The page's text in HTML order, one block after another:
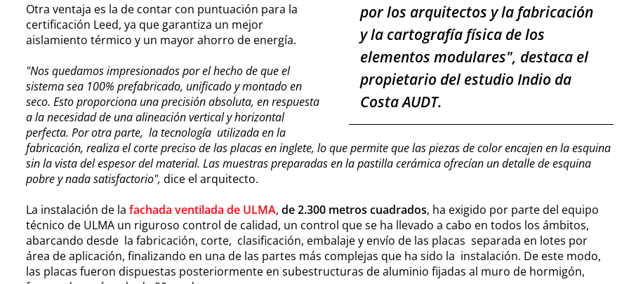
por los arquitectos y la fabricación
y la cartografía física de los
elementos modulares", destaca el
propietario del estudio Indio da
Costa AUDT.
Otra ventaja es la de contar con puntuación para la
certificación Leed, ya que garantiza un mejor
aislamiento térmico y un mayor ahorro de energía.
"Nos quedamos impresionados por el hecho de que el
sistema sea 100% prefabricado, unificado y montado en
seco. Esto proporciona una precisión absoluta, en respuesta
a la necesidad de una alineación vertical y horizontal
perfecta. Por otra parte, la tecnología utilizada en la
fabricación, realiza el corte preciso de las placas en inglete, lo que permite que las piezas de color encajen en la esquina
sin la vista del espesor del material. Las muestras preparadas en la pastilla cerámica ofrecían un detalle de esquina
pobre y nada satisfactorio", dice el arquitecto.
La instalación de la fachada ventilada de ULMA, de 2.300 metros cuadrados, ha exigido por parte del equipo
técnico de ULMA un riguroso control de calidad, un control que se ha llevado a cabo en todos los ámbitos,
abarcando desde la fabricación, corte, clasificación, embalaje y envío de las placas separada en lotes por
área de aplicación, finalizando en una de las partes más complejas que ha sido la instalación. De este modo,
las placas fueron dispuestas posteriormente en subestructuras de aluminio fijadas al muro de hormigón,